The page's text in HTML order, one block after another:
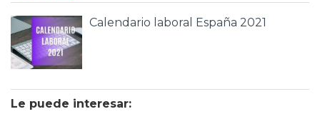
Calendario laboral España 2021
Le puede interesar: